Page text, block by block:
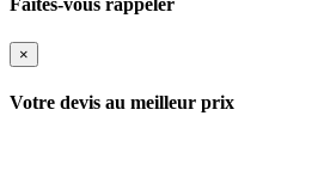
Faites-vous rappeler
×
Votre devis au meilleur prix